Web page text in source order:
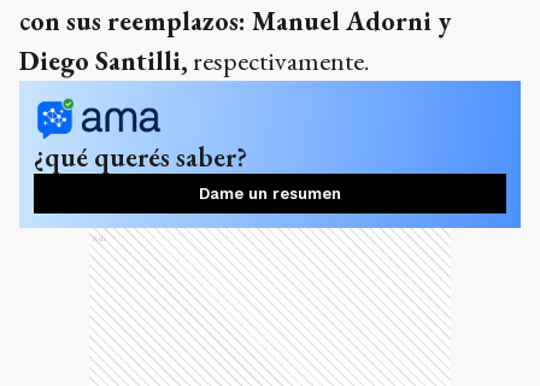
con sus reemplazos: Manuel Adorni y
Diego Santilli,respectivamente.
¿qué querés saber?
Dame un resumen
Ads